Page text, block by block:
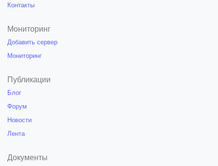
Контакты
Мониторинг
Добавить сервер
Мониторинг
Публикации
Блог
Форум
Новости
Лента
Документы